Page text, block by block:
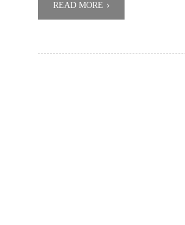
READ MORE